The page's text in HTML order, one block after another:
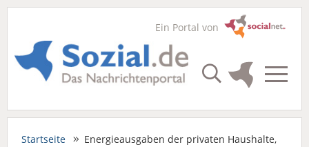
Ein Portal von
Startseite
Energieausgaben der privaten Haushalte,